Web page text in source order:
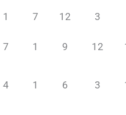
1 7 12 3
7 1 9 12
4 1 6 3